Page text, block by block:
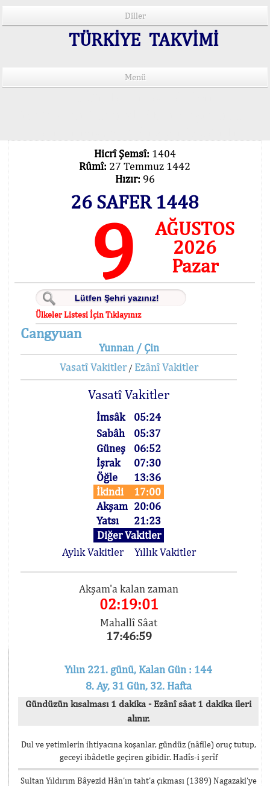
Diller
TÜRKİYE TAKVİMİ
Menü
Hicrî Şemsî: 1404
Rûmî: 27 Temmuz 1442
Hızır: 96
26 SAFER 1448
9
AĞUSTOS
2026
Pazar
Ülkeler Listesi İçin Tıklayınız
Cangyuan
Yunnan / Çin
Vasatî Vakitler/ Ezânî Vakitler
Vasatî Vakitler
İmsâk
05:24
Sabâh
05:37
Güneş
06:52
İşrak
07:30
Öğle
13:36
İkindi
17:00
Akşam 20:06
Yatsı
21:23
Diğer Vakitler
Aylık Vakitler
Yıllık Vakitler
Akşam'a kalan zaman
02:19:01
Mahallî Sâat
17:46:59
Yılın 221. günü, Kalan Gün : 144
8. Ay, 31 Gün, 32. Hafta
Gündüzün kısalması 1 dakika - Ezânî sâat 1 dakika ileri
alınır.
Dul ve yetimlerin ihtiyacına koşanlar, gündüz (nâfile) oruç tutup,
geceyi ibâdetle geçiren gibidir. Hadîs-i şerîf
Sultan Yıldırım Bâyezid Hân’ın taht’a çıkması (1389) Nagazaki’ye